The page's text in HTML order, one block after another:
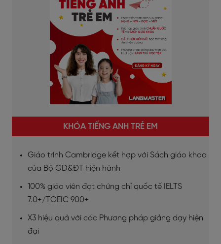
KHÓA TIẾNG ANH TRẺ EM
Giáo trình Cambridge kết hợp với Sách giáo khoa
của Bộ GD&ĐT hiện hành
100% giáo viên đạt chứng chỉ quốc tế IELTS
7.0+/TOEIC 900+
X3 hiệu quả với các Phương pháp giảng dạy hiện
đại